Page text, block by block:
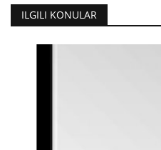
ILGILI KONULAR